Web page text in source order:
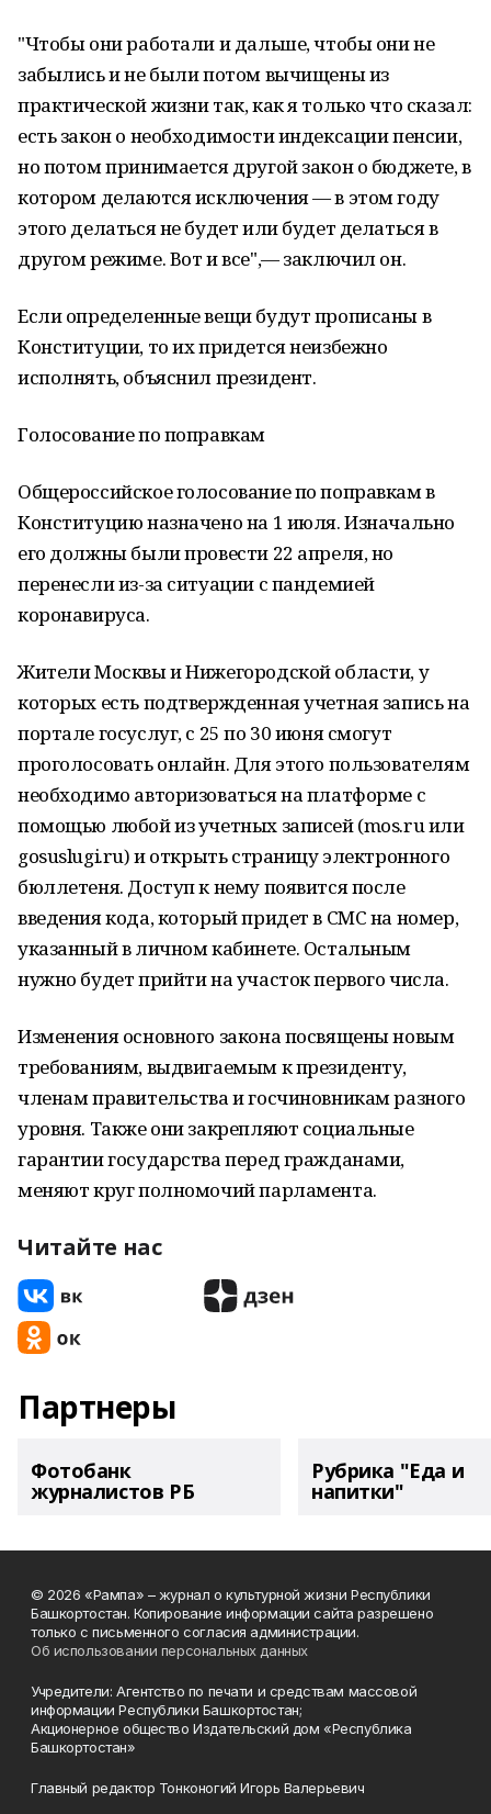
"Чтобы они работали и дальше, чтобы они не
забылись и не были потом вычищены из
практической жизни так, как я только что сказал:
есть закон о необходимости индексации пенсии,
но потом принимается другой закон о бюджете, в
котором делаются исключения — в этом году
этого делаться не будет или будет делаться в
другом режиме. Вот и все",— заключил он.
Если определенные вещи будут прописаны в
Конституции, то их придется неизбежно
исполнять, объяснил президент.
Голосование по поправкам
Общероссийское голосование по поправкам в
Конституцию назначено на 1 июля. Изначально
его должны были провести 22 апреля, но
перенесли из-за ситуации с пандемией
коронавируса.
Жители Москвы и Нижегородской области, у
которых есть подтвержденная учетная запись на
портале госуслуг, с 25 по 30 июня смогут
проголосовать онлайн. Для этого пользователям
необходимо авторизоваться на платформе с
помощью любой из учетных записей (mos.ru или
gosuslugi.ru) и открыть страницу электронного
бюллетеня. Доступ к нему появится после
введения кода, который придет в СМС на номер,
указанный в личном кабинете. Остальным
нужно будет прийти на участок первого числа.
Изменения основного закона посвящены новым
требованиям, выдвигаемым к президенту,
членам правительства и госчиновникам разного
уровня. Также они закрепляют социальные
гарантии государства перед гражданами,
меняют круг полномочий парламента.
Читайте нас
Партнеры
Фотобанк
журналистов РБ
Рубрика "Еда и
напитки"
© 2026 «Рампа» – журнал о культурной жизни Республики
Башкортостан. Копирование информации сайта разрешено
только с письменного согласия администрации.
Об использовании персональных данных
Учредители: Агентство по печати и средствам массовой
информации Республики Башкортостан;
Акционерное общество Издательский дом «Республика
Башкортостан»
Главный редактор Тонконогий Игорь Валерьевич